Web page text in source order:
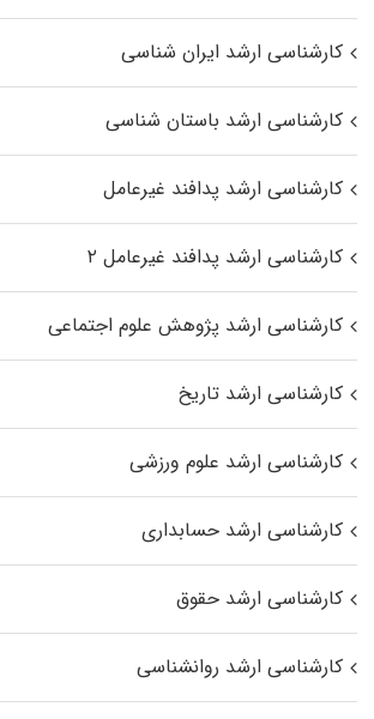
کارشناسی ارشد ایران شناسی
کارشناسی ارشد باستان شناسی
کارشناسی ارشد پدافند غیرعامل
کارشناسی ارشد پدافند غیرعامل ۲
کارشناسی ارشد پژوهش علوم اجتماعی
کارشناسی ارشد تاریخ
کارشناسی ارشد علوم ورزشی
کارشناسی ارشد حسابداری
کارشناسی ارشد حقوق
کارشناسی ارشد روانشناسی